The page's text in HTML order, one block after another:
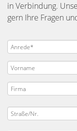
in Verbindung.
gern Ihre Fragen